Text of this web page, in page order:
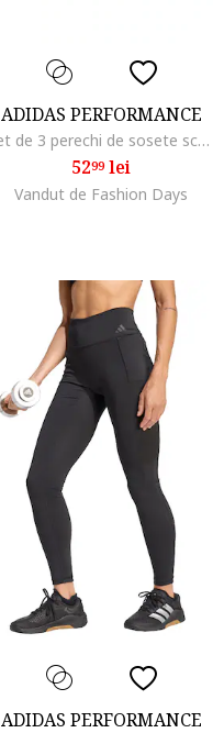
ADIDAS PERFORMANCE
Set de 3 perechi de sosete scurte cu model, unisex, Alb/Roz deschis/Rosu prafuit
5299lei
Vandut de Fashion Days
ADIDAS PERFORMANCE